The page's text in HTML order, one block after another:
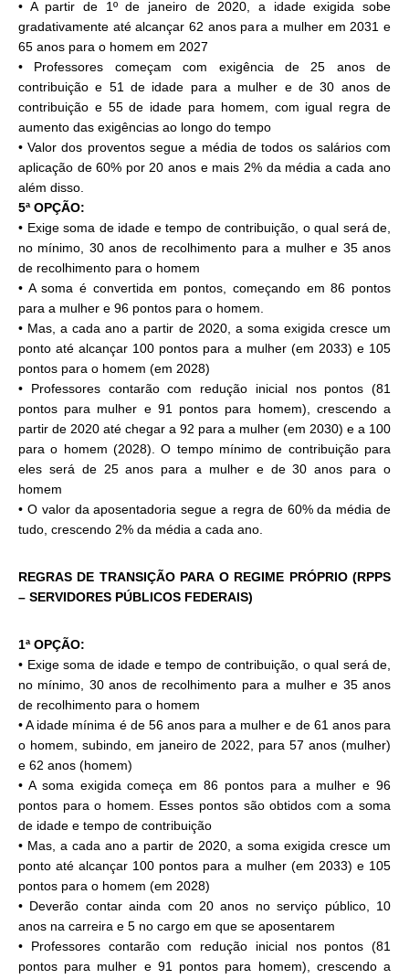
• A partir de 1º de janeiro de 2020, a idade exigida sobe
gradativamente até alcançar 62 anos para a mulher em 2031 e
65 anos para o homem em 2027
• Professores começam com exigência de 25 anos de
contribuição e 51 de idade para a mulher e de 30 anos de
contribuição e 55 de idade para homem, com igual regra de
aumento das exigências ao longo do tempo
• Valor dos proventos segue a média de todos os salários com
aplicação de 60% por 20 anos e mais 2% da média a cada ano
além disso.
5ª OPÇÃO:
• Exige soma de idade e tempo de contribuição, o qual será de,
no mínimo, 30 anos de recolhimento para a mulher e 35 anos
de recolhimento para o homem
• A soma é convertida em pontos, começando em 86 pontos
para a mulher e 96 pontos para o homem.
• Mas, a cada ano a partir de 2020, a soma exigida cresce um
ponto até alcançar 100 pontos para a mulher (em 2033) e 105
pontos para o homem (em 2028)
• Professores contarão com redução inicial nos pontos (81
pontos para mulher e 91 pontos para homem), crescendo a
partir de 2020 até chegar a 92 para a mulher (em 2030) e a 100
para o homem (2028). O tempo mínimo de contribuição para
eles será de 25 anos para a mulher e de 30 anos para o
homem
• O valor da aposentadoria segue a regra de 60% da média de
tudo, crescendo 2% da média a cada ano.
REGRAS DE TRANSIÇÃO PARA O REGIME PRÓPRIO (RPPS
– SERVIDORES PÚBLICOS FEDERAIS)
1ª OPÇÃO:
• Exige soma de idade e tempo de contribuição, o qual será de,
no mínimo, 30 anos de recolhimento para a mulher e 35 anos
de recolhimento para o homem
• A idade mínima é de 56 anos para a mulher e de 61 anos para
o homem, subindo, em janeiro de 2022, para 57 anos (mulher)
e 62 anos (homem)
• A soma exigida começa em 86 pontos para a mulher e 96
pontos para o homem. Esses pontos são obtidos com a soma
de idade e tempo de contribuição
• Mas, a cada ano a partir de 2020, a soma exigida cresce um
ponto até alcançar 100 pontos para a mulher (em 2033) e 105
pontos para o homem (em 2028)
• Deverão contar ainda com 20 anos no serviço público, 10
anos na carreira e 5 no cargo em que se aposentarem
• Professores contarão com redução inicial nos pontos (81
pontos para mulher e 91 pontos para homem), crescendo a